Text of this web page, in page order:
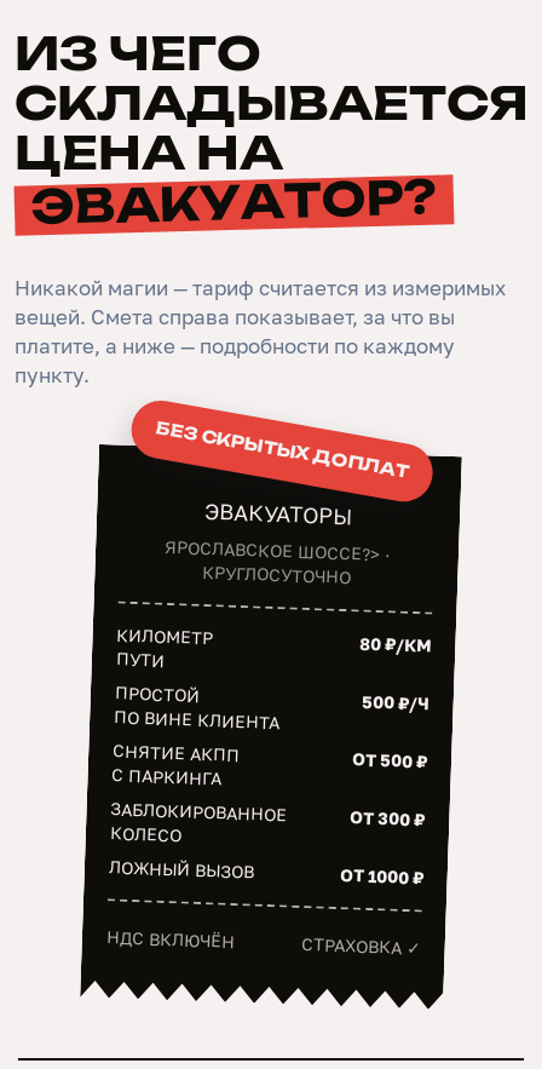
ИЗ ЧЕГО
СКЛАДЫВАЕТСЯ
ЦЕНА НА
ЭВАКУАТОР?
Никакой магии — тариф считается из измеримых
вещей. Смета справа показывает, за что вы
платите, а ниже — подробности по каждому
пункту.
БЕЗ СКРЫТЫХ ДОПЛАТ
ЭВАКУАТОРЫ
ЯРОСЛАВСКОЕ ШОССЕ?> ·
КРУГЛОСУТОЧНО
КИЛОМЕТР
ПУТИ
80 ₽/КМ
ПРОСТОЙ
ПО ВИНЕ КЛИЕНТА
500 ₽/Ч
СНЯТИЕ АКПП
С ПАРКИНГА
ОТ 500 ₽
ЗАБЛОКИРОВАННОЕ
КОЛЕСО
ОТ 300 ₽
ЛОЖНЫЙ ВЫЗОВ ОТ 1000 ₽
НДС ВКЛЮЧЁН СТРАХОВКА ✓